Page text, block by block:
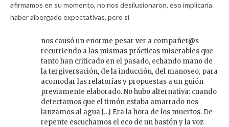
afirmamos en su momento, no nos desilusionaron, eso implicaría
haber albergado expectativas, pero sí
nos causó un enorme pesar ver a compañer@s
recurriendo a las mismas prácticas miserables que
tanto han criticado en el pasado, echando mano de
la tergiversación, de la inducción, del manoseo, para
acomodar las relatorías y propuestas a un guión
previamente elaborado. No hubo alternativa: cuando
detectamos que el timón estaba amarrado nos
lanzamos al agua […] Era la hora de los muertos. De
repente escuchamos el eco de un bastón y la voz